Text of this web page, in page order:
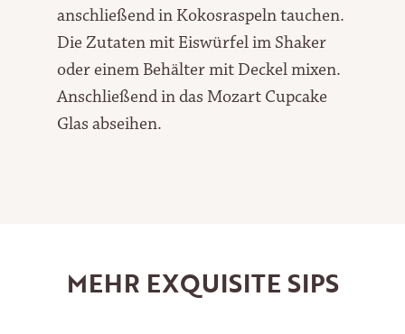
anschließend in Kokosraspeln tauchen.
Die Zutaten mit Eiswürfel im Shaker
oder einem Behälter mit Deckel mixen.
Anschließend in das Mozart Cupcake
Glas abseihen.
MEHR EXQUISITE SIPS